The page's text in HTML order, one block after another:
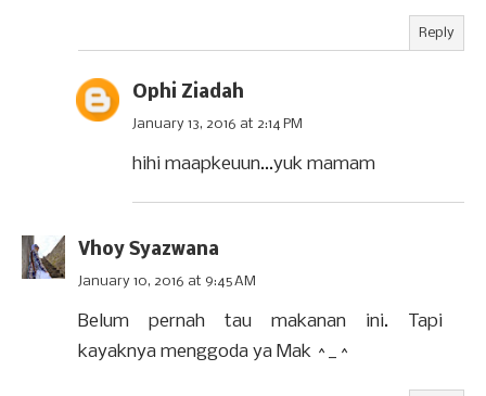
Reply
Ophi Ziadah
January 13, 2016 at 2:14 PM
hihi maapkeuun...yuk mamam
Vhoy Syazwana
January 10, 2016 at 9:45 AM
Belum pernah tau makanan ini. Tapi
kayaknya menggoda ya Mak ^_^